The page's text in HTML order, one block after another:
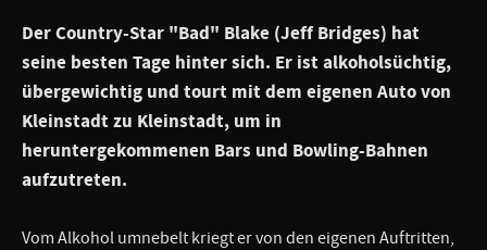
Der Country-Star "Bad" Blake (Jeff Bridges) hat
seine besten Tage hinter sich. Er ist alkoholsüchtig,
übergewichtig und tourt mit dem eigenen Auto von
Kleinstadt zu Kleinstadt, um in
heruntergekommenen Bars und Bowling-Bahnen
aufzutreten.
Vom Alkohol umnebelt kriegt er von den eigenen Auftritten,